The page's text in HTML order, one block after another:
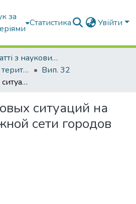
за
Статистика Увійти
Вибрані статті з наукових збірників КНУБА
Містобудування та територіальне планування
Вип. 32
Анализ заторовых ситуаций на улично-дорожной сети городов
ситуаций на
сети городов